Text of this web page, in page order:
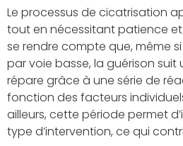
Le processus de cicatrisation
tout en nécessitant patience et
se rendre compte que, même
par voie basse, la guérison
répare grâce à une série de
fonction des facteurs
ailleurs, cette période permet
type d’intervention, ce qui